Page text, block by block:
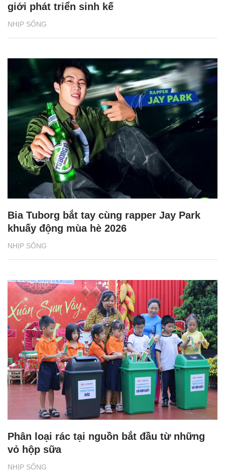
NHỊP SỐNG
giới phát triển sinh kế
NHỊP SỐNG
Bia Tuborg bắt tay cùng rapper Jay Park
khuấy động mùa hè 2026
NHỊP SỐNG
Phân loại rác tại nguồn bắt đầu từ những
vỏ hộp sữa